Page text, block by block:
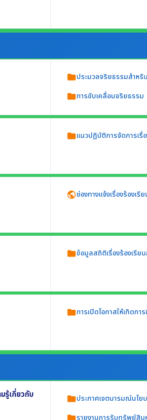
folderประมวลจริยธรรมสำหรั
folderการขับเคลื่อนจริยธรรม
วย
folderแนวปฏิบัติการจัดการเรื่
ชอบ โดยต้อง
publicช่องทางแจ้งเรื่องร้องเรี
folderข้อมูลสถิติเรื่องร้องเรีย
งาน ปี พ.ศ.
folderการเปิดโอกาสให้เกิดกา
รู้เกี่ยวกับ
folderประกาศเจตนารมณ์นโ
folderรายงานการรับทรัพย์สิน